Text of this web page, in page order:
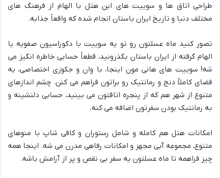
طراحی اتاق ها و سوییت های این هتل با الهام از فرهنگ های
مختلف دنیا و تاریخ ایران باستان انجام شده که واقعاً جذابه.
تصور کنید ماه عسلتون رو تو یه سوییت با دکوراسیون صفویه یا
الهام گرفته از ایران باستان بگذرونید، قطعاً حسابی خاطره انگیز می
شه! سوییت های هانی مون اینجا، با وان و جکوزی اختصاصی، یه
فضای کاملاً دنج و رمانتیک رو براتون فراهم می کنن. چشم اندازهای
متنوع از شهر هم که از پنجره اتاقتون می بینید، حسابی دلنشینه و
به رمانتیک بودن سفرتون اضافه می کنه.
امکانات هتل هم کامله و شامل رستوران و کافی شاپ با منوهای
متنوع، مجموعه آبی مجهز و امکانات رفاهی مدرن می شه. اینجا همه
چیز فراهمه تا ماه عسلتون یه سفر بی نقص و پر از آرامش باشه.